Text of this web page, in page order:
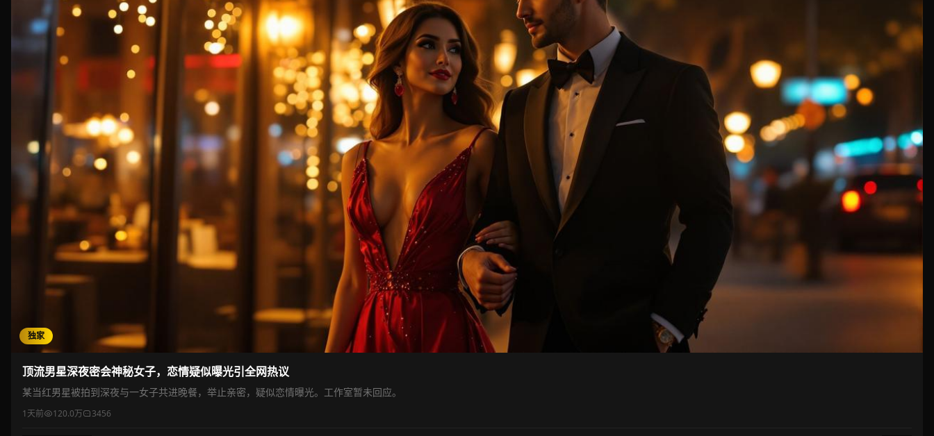
独家
顶流男星深夜密会神秘女子，恋情疑似曝光引全网热议
某当红男星被拍到深夜与一女子共进晚餐，举止亲密，疑似恋情曝光。工作室暂未回应。
1天前 120.0万 3456